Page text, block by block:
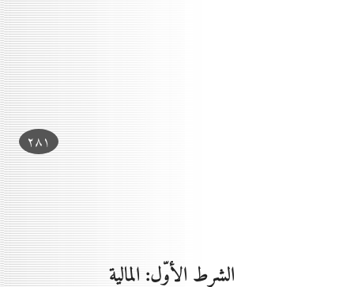
۲۸۱
الشرط الأوّل: المالية